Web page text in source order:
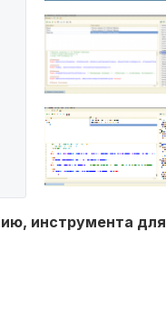
инструмента для